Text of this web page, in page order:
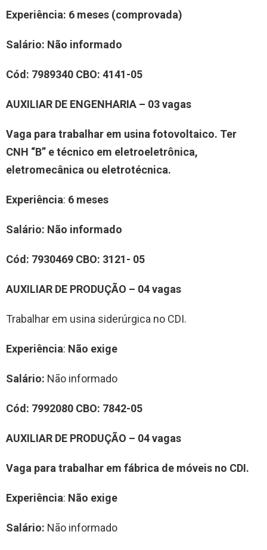
Experiência: 6 meses (comprovada)
Salário: Não informado
Cód: 7989340 CBO: 4141-05
AUXILIAR DE ENGENHARIA – 03 vagas
Vaga para trabalhar em usina fotovoltaico. Ter
CNH “B” e técnico em eletroeletrônica,
eletromecânica ou eletrotécnica.
Experiência: 6 meses
Salário: Não informado
Cód: 7930469 CBO: 3121- 05
AUXILIAR DE PRODUÇÃO – 04 vagas
Trabalhar em usina siderúrgica no CDI.
Experiência: Não exige
Salário: Não informado
Cód: 7992080 CBO: 7842-05
AUXILIAR DE PRODUÇÃO – 04 vagas
Vaga para trabalhar em fábrica de móveis no CDI.
Experiência: Não exige
Salário: Não informado